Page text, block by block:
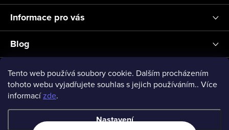
Tento web používá soubory cookie. Dalším procházením
tohoto webu vyjadřujete souhlas s jejich používáním.. Více
informacízde.
Nastavení
í Informace pro vás
Blog
Přihlášení